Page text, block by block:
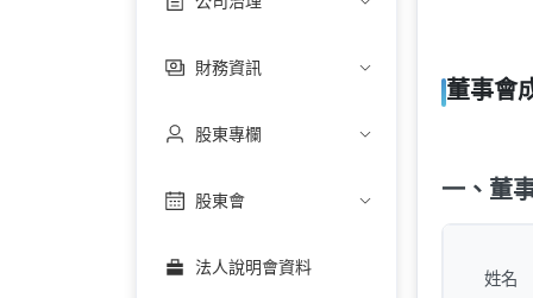
財務資訊
股東專欄
股東會
法人說明會資料
董事會
一、董
姓名